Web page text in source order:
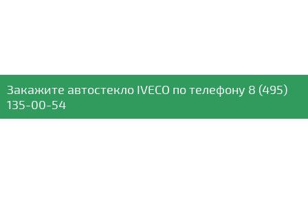
Закажите автостекло IVECO по телефону 8 (495)
135-00-54